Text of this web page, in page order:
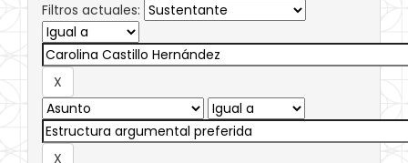
Filtros actuales: